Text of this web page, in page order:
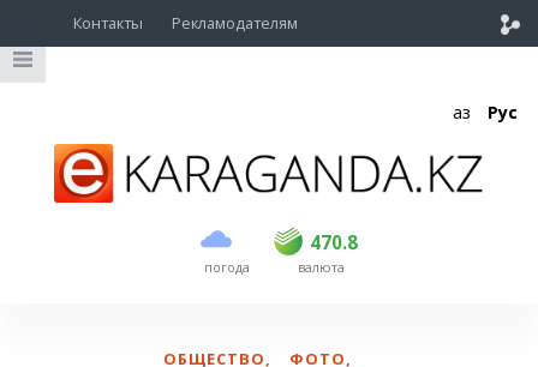
Контакты Рекламодателям
Қаз Рус
погода
470.8
USD 468.5 470.8
EUR валюта
ОБЩЕСТВО, ФОТО,